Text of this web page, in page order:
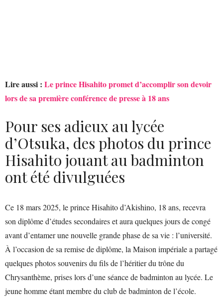
Lire aussi : Le prince Hisahito promet d’accomplir son devoir
lors de sa première conférence de presse à 18 ans
Pour ses adieux au lycée
d’Otsuka, des photos du prince
Hisahito jouant au badminton
ont été divulguées
Ce 18 mars 2025, le prince Hisahito d’Akishino, 18 ans, recevra
son diplôme d’études secondaires et aura quelques jours de congé
avant d’entamer une nouvelle grande phase de sa vie : l’université.
À l’occasion de sa remise de diplôme, la Maison impériale a partagé
quelques photos souvenirs du fils de l’héritier du trône du
Chrysanthème, prises lors d’une séance de badminton au lycée. Le
jeune homme étant membre du club de badminton de l’école.